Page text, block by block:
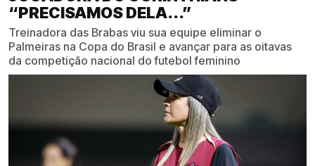
“PRECISAMOS DELA...”
Treinadora das Brabas viu sua equipe eliminar o
Palmeiras na Copa do Brasil e avançar para as oitavas
da competição nacional do futebol feminino